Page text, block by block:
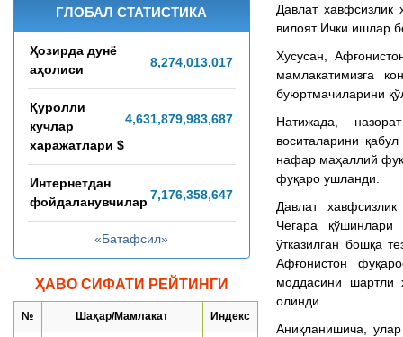
ГЛОБАЛ СТАТИСТИКА
8,274,013,021
Ҳозирда дунё
аҳолиси
4,631,880,093,802
Қуролли
кучлар
харажатлари $
7,176,358,676
Интернетдан
фойдаланувчилар
«Батафсил»
ҲАВО СИФАТИ РЕЙТИНГИ
№ Шаҳар/Мамлакат Индекс
Давлат хавфсизлик
вилоят Ички ишлар
Хусусан,
мамлакатимизга
буюртмачиларини
Натижада,
воситаларини
нафар маҳаллий
фуқаро ушланди.
Давлат
Чегара
ўтказилган бошқа
Афғонистон
моддасини шартли
олинди.
Аниқланишича,